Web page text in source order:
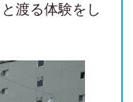
渡る体験をし